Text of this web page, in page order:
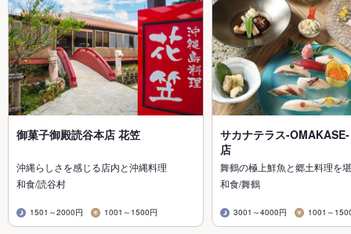
御菓子御殿読谷本店 花笠
沖縄らしさを感じる店内と沖縄料理
和食/読谷村
1501～2000円 1001～1500円
サカナテラス-
店
舞鶴の極上鮮魚と郷土料理を
和食/舞鶴
3001～4000円 1001～